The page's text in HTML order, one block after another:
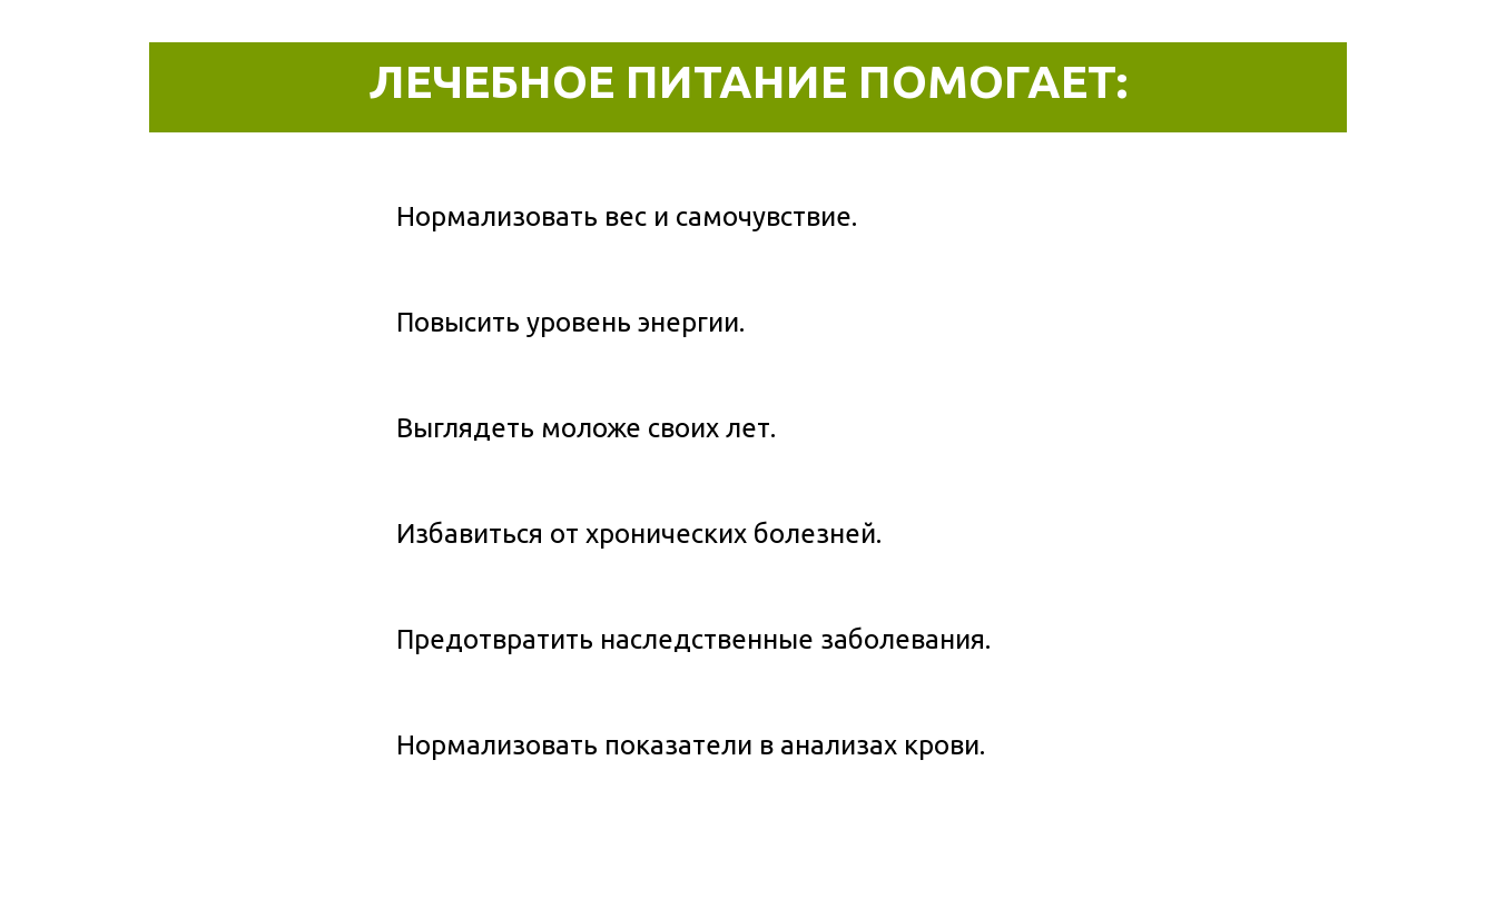
ЛЕЧЕБНОЕ ПИТАНИЕ ПОМОГАЕТ:
Нормализовать вес и самочувствие.
Повысить уровень энергии.
Выглядеть моложе своих лет.
Избавиться от хронических болезней.
Предотвратить наследственные заболевания.
Нормализовать показатели в анализах крови.